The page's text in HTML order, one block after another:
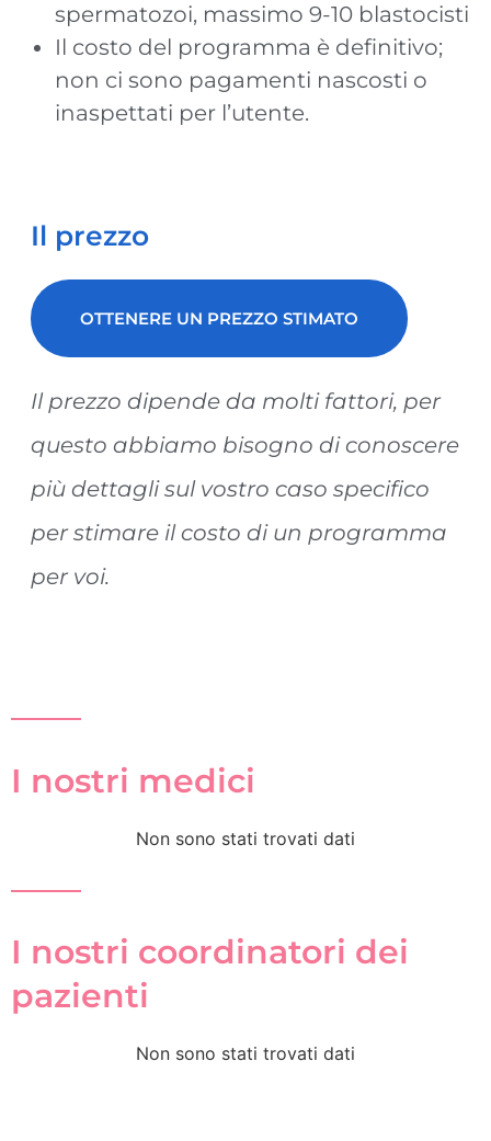
spermatozoi, massimo 9-10 blastocisti
Il costo del programma è definitivo;
non ci sono pagamenti nascosti o
inaspettati per l’utente.
Il prezzo
OTTENERE UN PREZZO STIMATO
Il prezzo dipende da molti fattori, per
questo abbiamo bisogno di conoscere
più dettagli sul vostro caso specifico
per stimare il costo di un programma
per voi.
I nostri medici
Non sono stati trovati dati
I nostri coordinatori dei
pazienti
Non sono stati trovati dati